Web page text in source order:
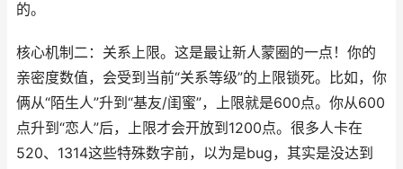
的。
核心机制二：关系上限。这是最让新人蒙圈的一点！你的
亲密度数值，会受到当前“关系等级”的上限锁死。比如，你
俩从“陌生人”升到“基友/闺蜜”，上限就是600点。你从600
点升到“恋人”后，上限才会开放到1200点。很多人卡在
520、1314这些特殊数字前，以为是bug，其实是没达到